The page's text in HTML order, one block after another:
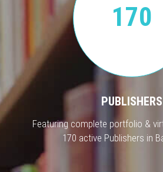
170
PUBLISHERS
Featuring complete portfolio &
170 active Publishers in